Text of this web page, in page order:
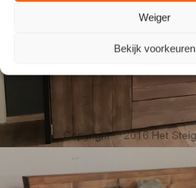
Weiger
Bekijk voorkeuren
INDUSTRIEEL